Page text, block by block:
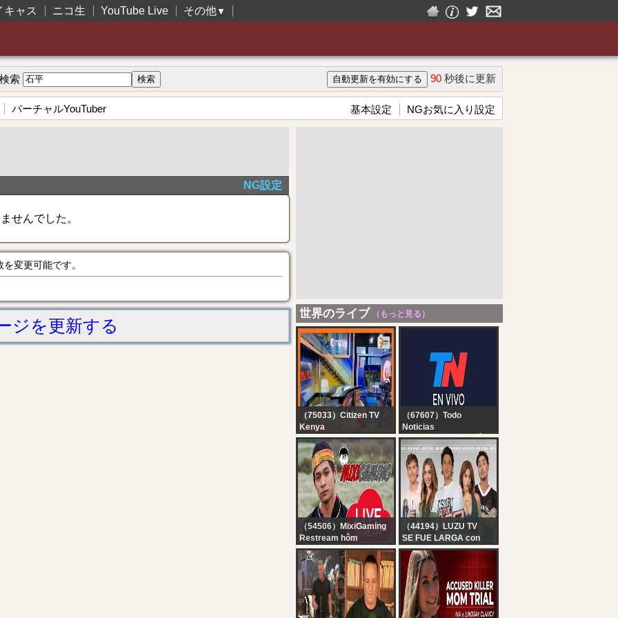
キャス ニコ生 YouTube Live その他▼
検索 90 秒後に更新
バーチャルYouTuber 基本設定 NGお気に入り設定
NG設定
せんでした。
変更可能です。
ジを更新する
世界のライブ （もっと見る）
（75033）Citizen TV
Kenya
Citizen TV Live:
（67607）Todo
Noticias
TN EN VIVO - SEGUÍ LA
TRANSMISIÓN EN VIVO
DE TODO NOTICIAS
（54506）MixiGaming
Restream hôm
qua...............
（44194）LUZU TV
SE FUE LARGA con
FERBO, BELU NEGRI,
DOMI FAENA Y TEO D
´ELIA | EN VIVO